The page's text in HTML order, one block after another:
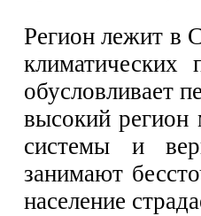
Регион лежит в
обусловливает
высокий регион
системы и
занимают
население